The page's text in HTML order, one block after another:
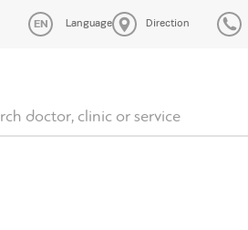
Language Direction